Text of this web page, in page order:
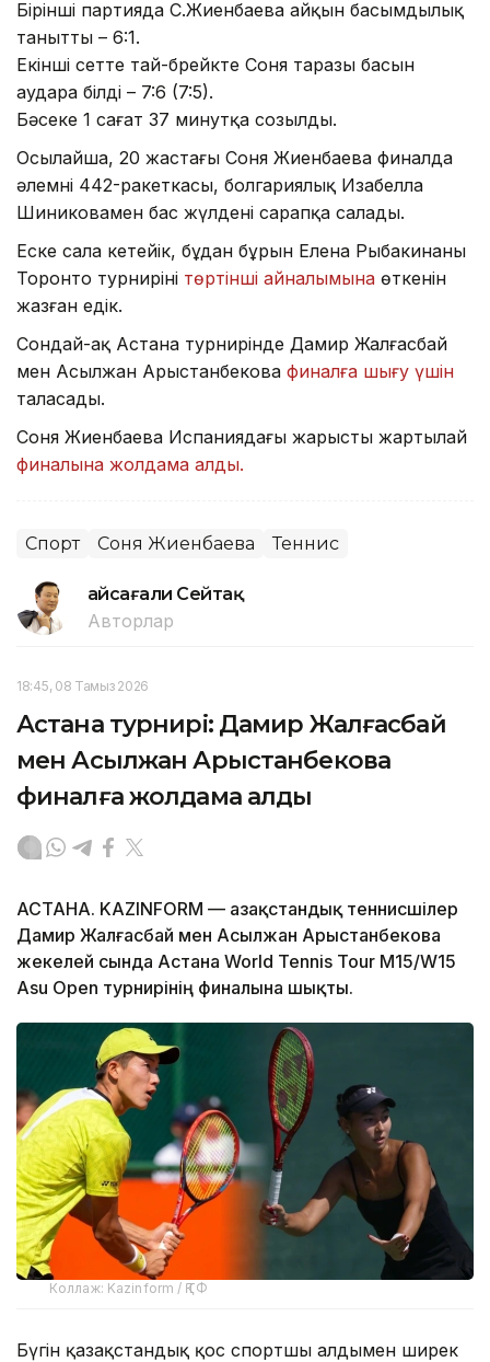
Бірінші партияда С.Жиенбаева айқын басымдылық
танытты – 6:1.
Екінші сетте тай-брейкте Соня таразы басын
аудара білді – 7:6 (7:5).
Бәсеке 1 сағат 37 минутқа созылды.
Осылайша, 20 жастағы Соня Жиенбаева финалда
әлемнің 442-ракеткасы, болгариялық Изабелла
Шиниковамен бас жүлдені сарапқа салады.
Еске сала кетейік, бұдан бұрын Елена Рыбакинаның
Торонто турнирінің төртінші айналымына өткенін
жазған едік.
Сондай-ақ Астана турнирінде Дамир Жалғасбай
мен Асылжан Арыстанбекова финалға шығу үшін
таласады.
Соня Жиенбаева Испаниядағы жарыстың жартылай
финалына жолдама алды.
Спорт Соня Жиенбаева Теннис
Ғайсағали Сейтақ
Авторлар
18:45, 08 Тамыз 2026
Астана турнирі: Дамир Жалғасбай
мен Асылжан Арыстанбекова
финалға жолдама алды
АСТАНА. KAZINFORM — Қазақстандық теннисшілер
Дамир Жалғасбай мен Асылжан Арыстанбекова
жекелей сында Астана World Tennis Tour M15/W15
Asu Open турнирінің финалына шықты.
Коллаж: Kazinform / ҚТФ
Бүгін қазақстандық қос спортшы алдымен ширек